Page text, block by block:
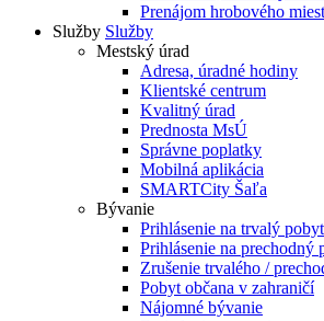
Prenájom hrobového
Služby Služby
Mestský úrad
Adresa, úradné hodiny
Klientské centrum
Kvalitný úrad
Prednosta MsÚ
Správne poplatky
Mobilná aplikácia
SMARTCity Šaľa
Bývanie
Prihlásenie na trvalý pobyt
Prihlásenie na prechodný
Zrušenie trvalého /
Pobyt občana v zahraničí
Nájomné bývanie